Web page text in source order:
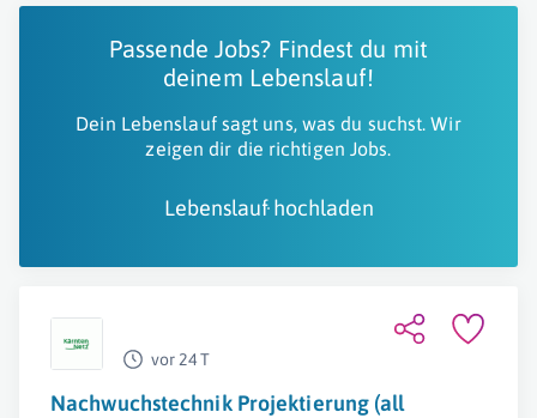
Passende Jobs? Findest du mit
deinem Lebenslauf!
Dein Lebenslauf sagt uns, was du suchst. Wir
zeigen dir die richtigen Jobs.
Lebenslauf hochladen
vor 24 T
Nachwuchstechnik Projektierung (all